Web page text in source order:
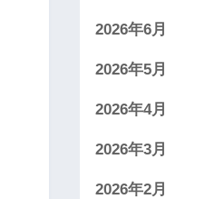
2026年6月
2026年5月
2026年4月
2026年3月
2026年2月